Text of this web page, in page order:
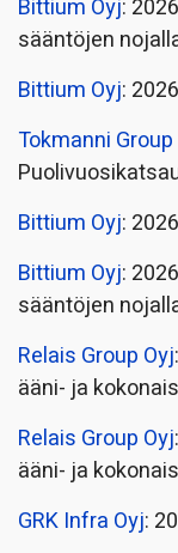
Bittium Oyj:
sääntöjen
Bittium Oyj:
Tokmanni Group
Bittium Oyj:
Bittium Oyj:
sääntöjen
Relais Group Oyj
ääni- ja
Relais Group Oyj
ääni- ja
GRK Infra Oyj: